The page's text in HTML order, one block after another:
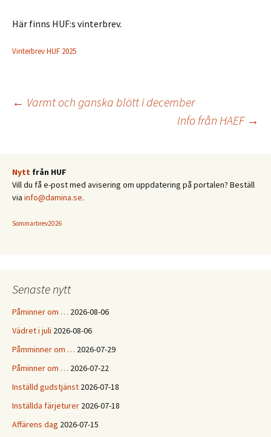
Här finns HUF:s vinterbrev.
Vinterbrev HUF 2025
Inläggsnavigering
← Varmt och ganska blött i december
Info från HAEF →
Nytt från HUF
Vill du få e-post med avisering om uppdatering på portalen? Beställ
via info@damina.se.
Sommarbrev2026
Senaste nytt
Påminner om … 2026-08-06
Vädret i juli 2026-08-06
Påmminner om … 2026-07-29
Påminner om … 2026-07-22
Inställd gudstjänst 2026-07-18
Inställda färjeturer 2026-07-18
Affärens dag 2026-07-15